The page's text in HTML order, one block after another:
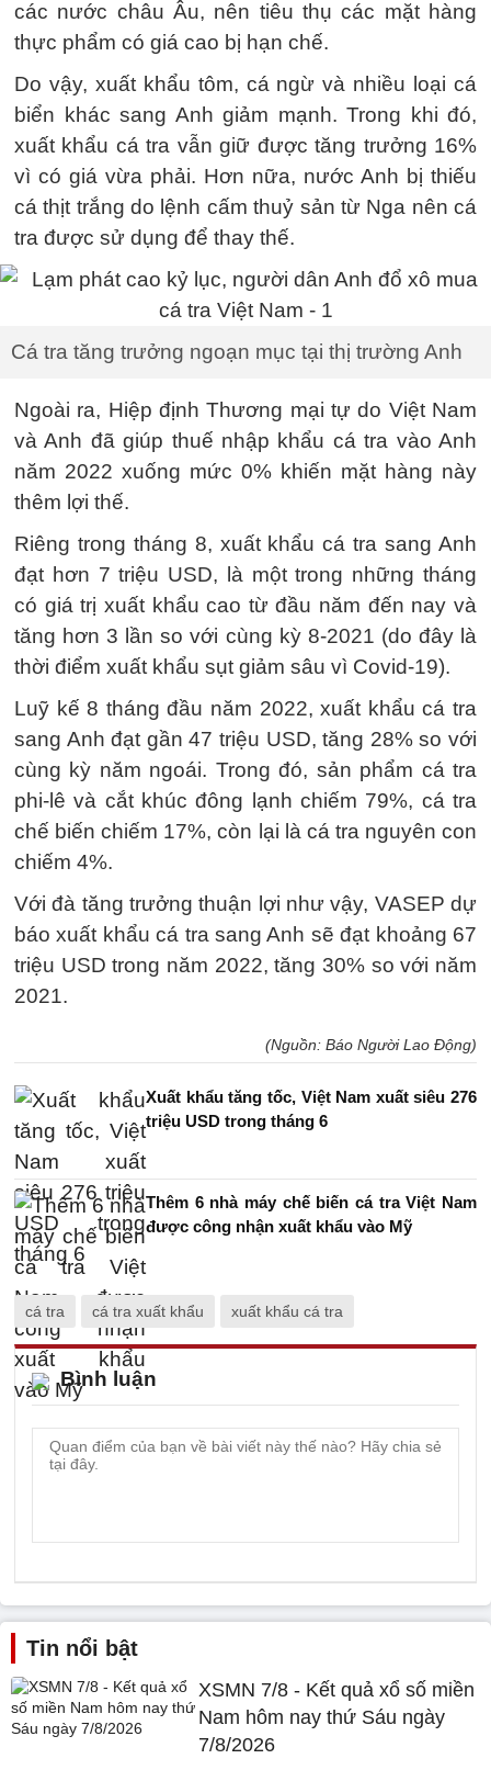
các nước châu Âu, nên tiêu thụ các mặt hàng
thực phẩm có giá cao bị hạn chế.
Do vậy, xuất khẩu tôm, cá ngừ và nhiều loại cá
biển khác sang Anh giảm mạnh. Trong khi đó,
xuất khẩu cá tra vẫn giữ được tăng trưởng 16%
vì có giá vừa phải. Hơn nữa, nước Anh bị thiếu
cá thịt trắng do lệnh cấm thuỷ sản từ Nga nên cá
tra được sử dụng để thay thế.
Cá tra tăng trưởng ngoạn mục tại thị trường Anh
Ngoài ra, Hiệp định Thương mại tự do Việt Nam
và Anh đã giúp thuế nhập khẩu cá tra vào Anh
năm 2022 xuống mức 0% khiến mặt hàng này
thêm lợi thế.
Riêng trong tháng 8, xuất khẩu cá tra sang Anh
đạt hơn 7 triệu USD, là một trong những tháng
có giá trị xuất khẩu cao từ đầu năm đến nay và
tăng hơn 3 lần so với cùng kỳ 8-2021 (do đây là
thời điểm xuất khẩu sụt giảm sâu vì Covid-19).
Luỹ kế 8 tháng đầu năm 2022, xuất khẩu cá tra
sang Anh đạt gần 47 triệu USD, tăng 28% so với
cùng kỳ năm ngoái. Trong đó, sản phẩm cá tra
phi-lê và cắt khúc đông lạnh chiếm 79%, cá tra
chế biến chiếm 17%, còn lại là cá tra nguyên con
chiếm 4%.
Với đà tăng trưởng thuận lợi như vậy, VASEP dự
báo xuất khẩu cá tra sang Anh sẽ đạt khoảng 67
triệu USD trong năm 2022, tăng 30% so với năm
2021.
(Nguồn: Báo Người Lao Động)
Xuất khẩu tăng tốc, Việt Nam xuất siêu 276
triệu USD trong tháng 6
Thêm 6 nhà máy chế biến cá tra Việt Nam
được công nhận xuất khẩu vào Mỹ
cá tra cá tra xuất khẩu xuất khẩu cá tra
Bình luận
Tin nổi bật
XSMN 7/8 - Kết quả xổ số miền
Nam hôm nay thứ Sáu ngày
7/8/2026